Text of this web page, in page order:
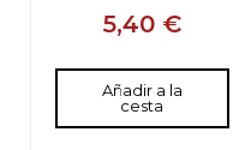
5,40 €
Añadir a la
cesta